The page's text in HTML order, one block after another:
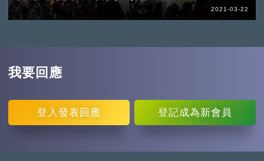
2021-03-22
我要回應
登入 發表回應 登記成為新會員